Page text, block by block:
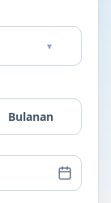
▾
Bulanan